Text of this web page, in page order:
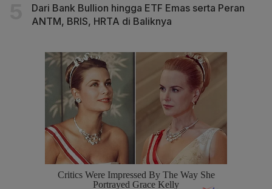
Dari Bank Bullion hingga ETF Emas serta Peran
ANTM, BRIS, HRTA di Baliknya